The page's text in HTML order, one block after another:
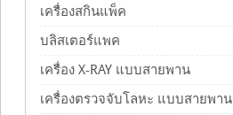
เครื่องสกินแพ็ค
บลิสเตอร์แพค
เครื่อง X-RAY แบบสายพาน
เครื่องตรวจจับโลหะ แบบสายพาน